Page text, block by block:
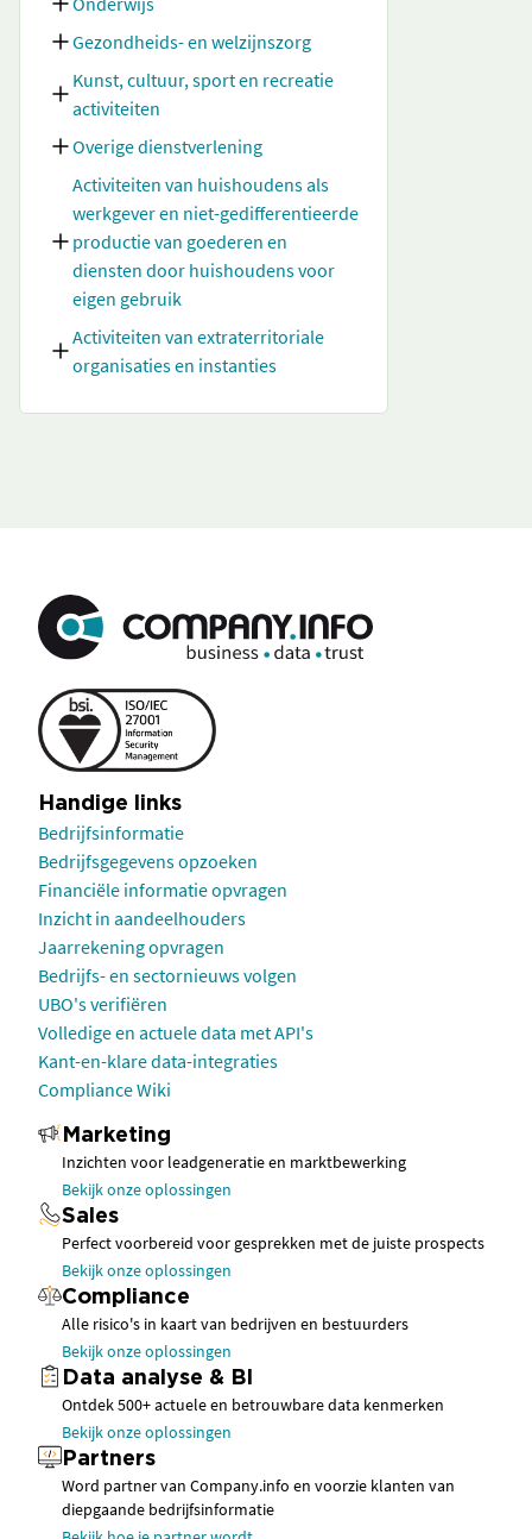
Gezondheids- en welzijnszorg
Kunst, cultuur, sport en recreatie
activiteiten
Overige dienstverlening
Activiteiten van huishoudens als
werkgever en niet-gedifferentieerde
productie van goederen en
diensten door huishoudens voor
eigen gebruik
Activiteiten van extraterritoriale
organisaties en instanties
Handige links
Bedrijfsinformatie
Bedrijfsgegevens opzoeken
Financiële informatie opvragen
Inzicht in aandeelhouders
Jaarrekening opvragen
Bedrijfs- en sectornieuws volgen
UBO's verifiëren
Volledige en actuele data met API's
Kant-en-klare data-integraties
Compliance Wiki
Marketing
Inzichten voor leadgeneratie en marktbewerking
Bekijk onze oplossingen
Sales
Perfect voorbereid voor gesprekken met de juiste prospects
Bekijk onze oplossingen
Compliance
Alle risico's in kaart van bedrijven en bestuurders
Bekijk onze oplossingen
Data analyse & BI
Ontdek 500+ actuele en betrouwbare data kenmerken
Bekijk onze oplossingen
Partners
Word partner van Company.info en voorzie klanten van
diepgaande bedrijfsinformatie